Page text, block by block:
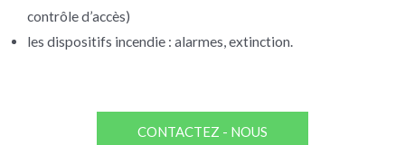
contrôle d’accès)
les dispositifs incendie : alarmes, extinction.
CONTACTEZ - NOUS